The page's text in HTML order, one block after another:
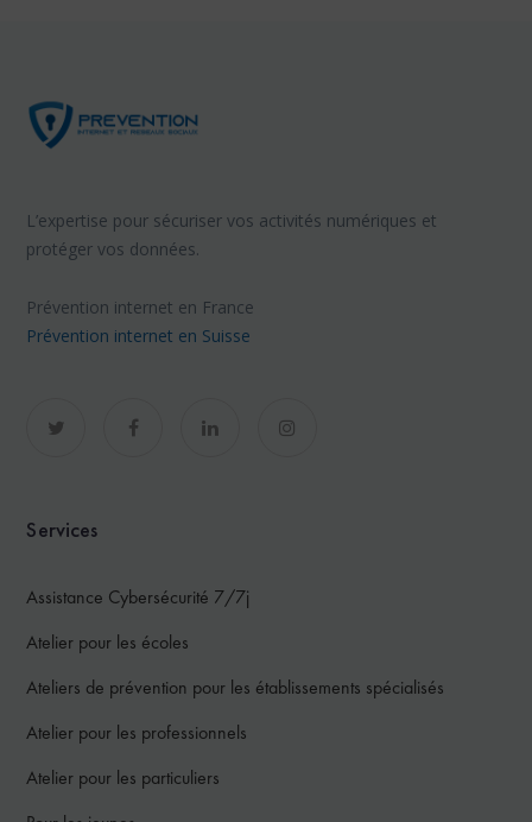
L’expertise pour sécuriser vos activités numériques et
protéger vos données.
Prévention internet en France
Prévention internet en Suisse
Services
Assistance Cybersécurité 7/7j
Atelier pour les écoles
Ateliers de prévention pour les établissements spécialisés
Atelier pour les professionnels
Atelier pour les particuliers